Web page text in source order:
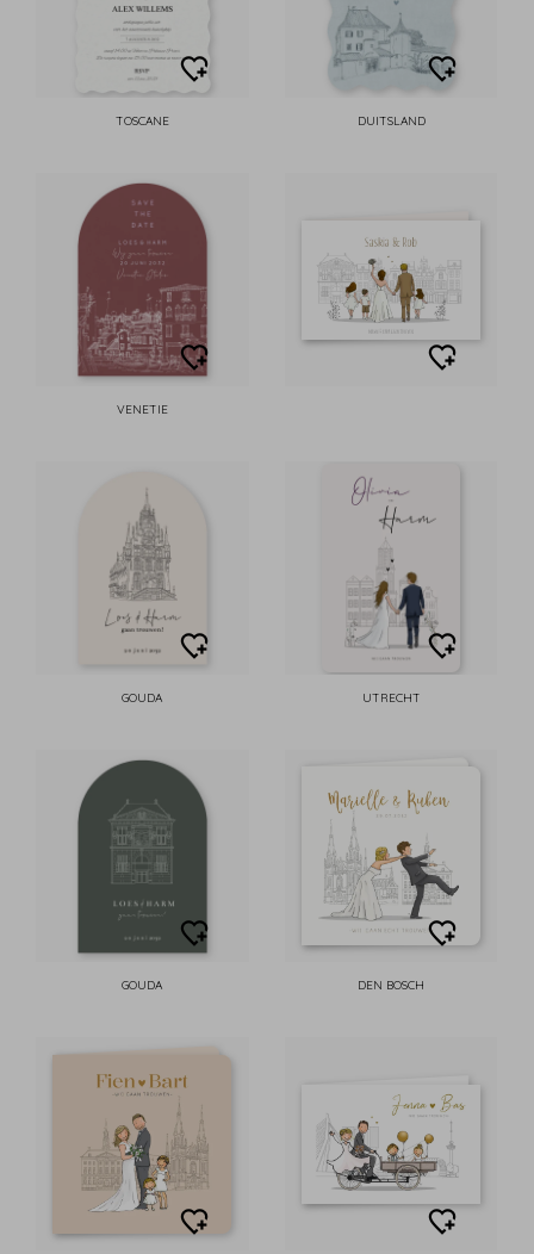
TOSCANE DUITSLAND
VENETIE
GOUDA UTRECHT
GOUDA DEN BOSCH